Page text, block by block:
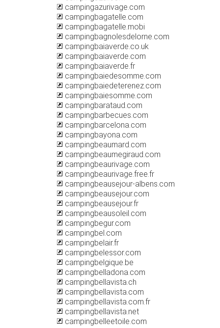
campingazurivage.com
campingbagatelle.com
campingbagatelle.mobi
campingbagnolesdelorne.com
campingbaiaverde.co.uk
campingbaiaverde.com
campingbaiaverde.fr
campingbaiedesomme.com
campingbaiedeterenez.com
campingbaiesomme.com
campingbarataud.com
campingbarbecues.com
campingbarcelona.com
campingbayona.com
campingbeaumard.com
campingbeaumegiraud.com
campingbeaurivage.com
campingbeaurivage.free.fr
campingbeausejour-albens.com
campingbeausejour.com
campingbeausejour.fr
campingbeausoleil.com
campingbegur.com
campingbel.com
campingbelair.fr
campingbelessor.com
campingbelgique.be
campingbelladona.com
campingbellavista.ch
campingbellavista.com
campingbellavista.com.fr
campingbellavista.net
campingbelleetoile.com